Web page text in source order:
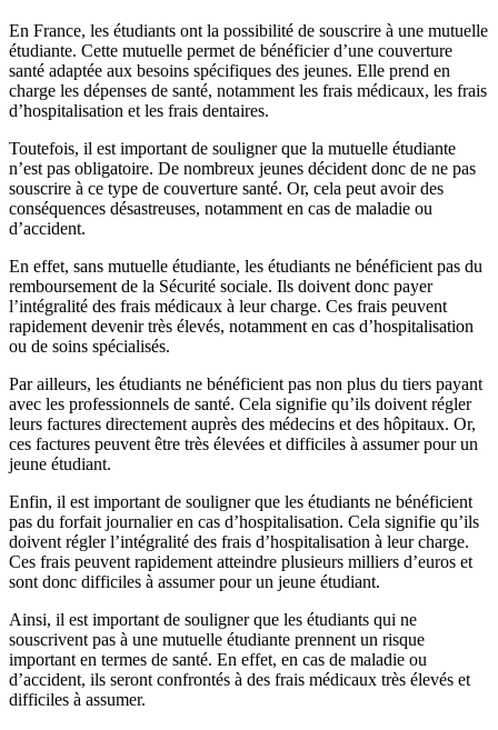
En France, les étudiants ont la possibilité de souscrire à une mutuelle
étudiante. Cette mutuelle permet de bénéficier d’une couverture
santé adaptée aux besoins spécifiques des jeunes. Elle prend en
charge les dépenses de santé, notamment les frais médicaux, les frais
d’hospitalisation et les frais dentaires.
Toutefois, il est important de souligner que la mutuelle étudiante
n’est pas obligatoire. De nombreux jeunes décident donc de ne pas
souscrire à ce type de couverture santé. Or, cela peut avoir des
conséquences désastreuses, notamment en cas de maladie ou
d’accident.
En effet, sans mutuelle étudiante, les étudiants ne bénéficient pas du
remboursement de la Sécurité sociale. Ils doivent donc payer
l’intégralité des frais médicaux à leur charge. Ces frais peuvent
rapidement devenir très élevés, notamment en cas d’hospitalisation
ou de soins spécialisés.
Par ailleurs, les étudiants ne bénéficient pas non plus du tiers payant
avec les professionnels de santé. Cela signifie qu’ils doivent régler
leurs factures directement auprès des médecins et des hôpitaux. Or,
ces factures peuvent être très élevées et difficiles à assumer pour un
jeune étudiant.
Enfin, il est important de souligner que les étudiants ne bénéficient
pas du forfait journalier en cas d’hospitalisation. Cela signifie qu’ils
doivent régler l’intégralité des frais d’hospitalisation à leur charge.
Ces frais peuvent rapidement atteindre plusieurs milliers d’euros et
sont donc difficiles à assumer pour un jeune étudiant.
Ainsi, il est important de souligner que les étudiants qui ne
souscrivent pas à une mutuelle étudiante prennent un risque
important en termes de santé. En effet, en cas de maladie ou
d’accident, ils seront confrontés à des frais médicaux très élevés et
difficiles à assumer.